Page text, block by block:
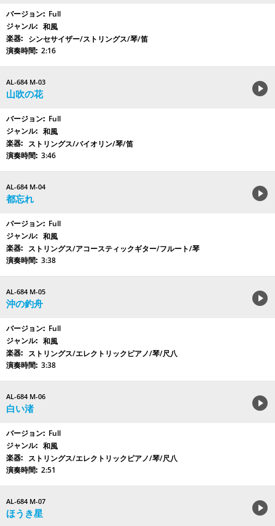
Full
和風
シンセサイザー/ストリングス/琴/笛
2:16
AL-684 M-03
山吹の花
Full
和風
ストリングス/バイオリン/琴/笛
3:46
AL-684 M-04
都忘れ
Full
和風
ストリングス/アコースティックギター/フルート/琴
3:38
AL-684 M-05
沖の釣舟
Full
和風
ストリングス/エレクトリックピアノ/琴/尺八
3:38
AL-684 M-06
白い渚
Full
和風
ストリングス/エレクトリックピアノ/琴/尺八
2:51
AL-684 M-07
ほうき星